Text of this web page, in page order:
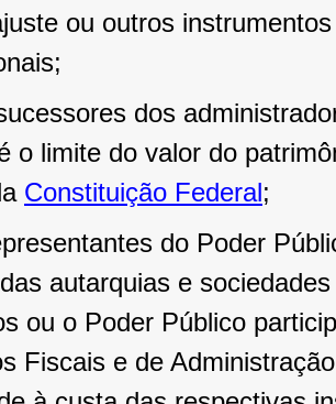
ou outros
dos
o limite do valor do
Constituição Federal;
do Poder
autarquias e
ou o Poder Público
Fiscais e de